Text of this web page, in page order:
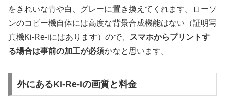
をきれいな青や白、グレーに置き換えてくれます。ローソ
ンのコピー機自体には高度な背景合成機能はない（証明写
真機Ki-Re-iにはあります）ので、
スマホからプリントす
る場合は事前の加工が必須かなと思います。
外にあるKi-Re-iの画質と料金